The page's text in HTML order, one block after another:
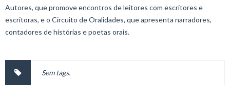
Autores, que promove encontros de leitores com escritores e
escritoras, e o Circuito de Oralidades, que apresenta narradores,
contadores de histórias e poetas orais.
Sem tags.